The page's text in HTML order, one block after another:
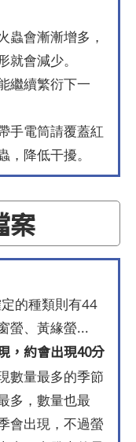
會漸漸增多，
會減少。
繼續繁衍下一
手電筒請覆蓋紅
降低干擾。
案
的種類則有44
螢、黃緣螢...
，約會出現40分
數量最多的季節
多，數量也最
會出現，不過螢